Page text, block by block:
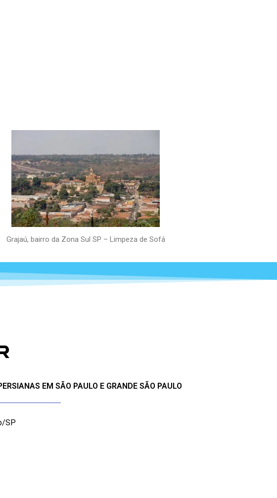
Grajaú, bairro da Zona Sul SP – Limpeza de Sofá
EM SÃO PAULO E GRANDE SÃO PAULO
SP